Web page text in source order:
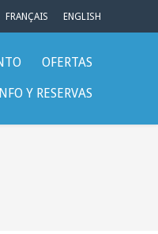
FRANÇAIS ENGLISH
OFERTAS
Y RESERVAS